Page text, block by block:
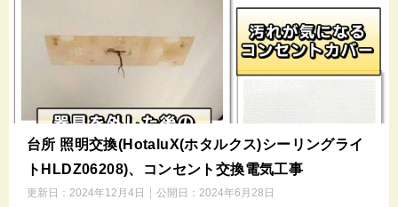
台所 照明交換(HotaluX(ホタルクス)シーリングライ
トHLDZ06208)、コンセント交換電気工事
更新日： 2024年12月4日 公開日： 2024年6月28日